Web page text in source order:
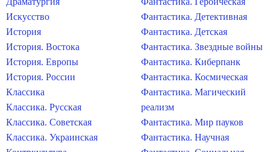
Искусство
История
История. Востока
История. Европы
История. России
Классика
Классика. Русская
Классика. Советская
Классика. Украинская
Фантастика. Детективная
Фантастика. Детская
Фантастика. Звездные войны
Фантастика. Киберпанк
Фантастика. Космическая
Фантастика. Магический
реализм
Фантастика. Мир пауков
Фантастика. Научная